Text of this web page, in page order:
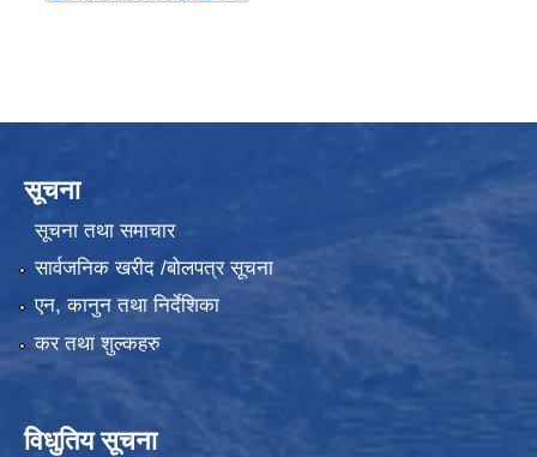
सूचना
सूचना तथा समाचार
सार्वजनिक खरीद /बोलपत्र सूचना
एन, कानुन तथा निर्देशिका
कर तथा शुल्कहरु
विधुतिय सूचना